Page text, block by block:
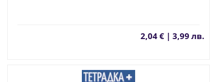
2,04 € | 3,99 лв.